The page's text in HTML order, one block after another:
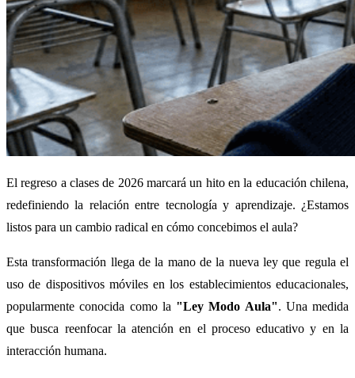
El regreso a clases de 2026 marcará un hito en la educación chilena,
redefiniendo la relación entre tecnología y aprendizaje. ¿Estamos
listos para un cambio radical en cómo concebimos el aula?
Esta transformación llega de la mano de la nueva ley que regula el
uso de dispositivos móviles en los establecimientos educacionales,
popularmente conocida como la "Ley Modo Aula". Una medida
que busca reenfocar la atención en el proceso educativo y en la
interacción humana.